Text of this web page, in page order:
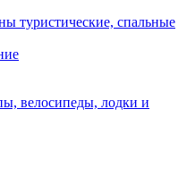
туристические, спальные
велосипеды, лодки и